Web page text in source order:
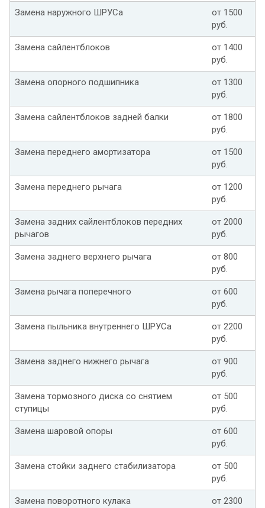
Замена наружного ШРУСа
от 1500
руб.
Замена сайлентблоков
от 1400
руб.
Замена опорного подшипника
от 1300
руб.
Замена сайлентблоков задней балки
от 1800
руб.
Замена переднего амортизатора
от 1500
руб.
Замена переднего рычага
от 1200
руб.
Замена задних сайлентблоков передних
рычагов
от 2000
руб.
Замена заднего верхнего рычага
от 800
руб.
Замена рычага поперечного
от 600
руб.
Замена пыльника внутреннего ШРУСа
от 2200
руб.
Замена заднего нижнего рычага
от 900
руб.
Замена тормозного диска со снятием
ступицы
от 500
руб.
Замена шаровой опоры
от 600
руб.
Замена стойки заднего стабилизатора
от 500
руб.
Замена поворотного кулака
от 2300